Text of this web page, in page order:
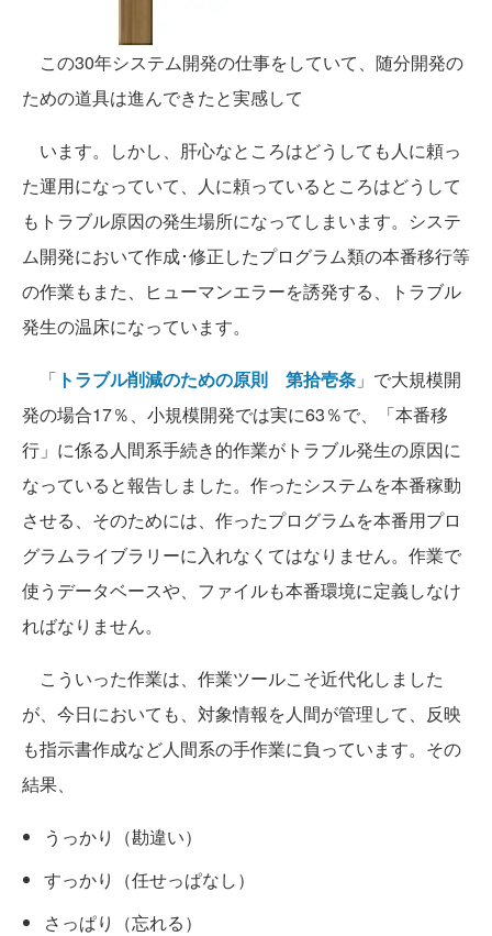
この30年システム開発の仕事をしていて、随分開発の
ための道具は進んできたと実感して
います。しかし、肝心なところはどうしても人に頼っ
た運用になっていて、人に頼っているところはどうして
もトラブル原因の発生場所になってしまいます。システ
ム開発において作成･修正したプログラム類の本番移行等
の作業もまた、ヒューマンエラーを誘発する、トラブル
発生の温床になっています。
「 トラブル削減のための原則 第拾壱条 」で大規模開
発の場合17％、小規模開発では実に63％で、「本番移
行」に係る人間系手続き的作業がトラブル発生の原因に
なっていると報告しました。作ったシステムを本番稼動
させる、そのためには、作ったプログラムを本番用プロ
グラムライブラリーに入れなくてはなりません。作業で
使うデータベースや、ファイルも本番環境に定義しなけ
ればなりません。
こういった作業は、作業ツールこそ近代化しました
が、今日においても、対象情報を人間が管理して、反映
も指示書作成など人間系の手作業に負っています。その
結果、
うっかり（勘違い）
すっかり（任せっぱなし）
さっぱり（忘れる）